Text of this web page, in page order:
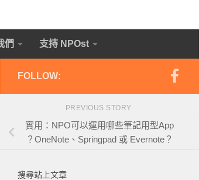
們 支持 NPOst
FOLLOW:
PREVIOUS STORY
實用：NPO可以運用哪些筆記用型App
？OneNote、Springpad 或 Evernote？
搜尋站上文章